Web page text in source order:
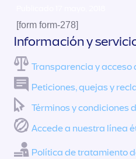
[form form-278]
Información y
Transparencia y
Peticiones, quejas y
Términos y condiciones
Accede a nuestra línea
Política de tratamiento